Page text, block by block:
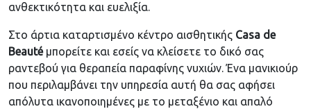
ανθεκτικότητα και ευελιξία.
Στο άρτια καταρτισμένο κέντρο αισθητικής Casa de
Beautéμπορείτε και εσείς να κλείσετε το δικό σας
ραντεβού για θεραπεία παραφίνης νυχιών. Ένα μανικιούρ
που περιλαμβάνει την υπηρεσία αυτή θα σας αφήσει
απόλυτα ικανοποιημένες με το μεταξένιο και απαλό